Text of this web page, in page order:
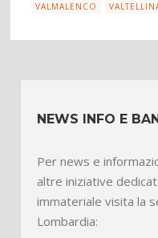
VALMALENCO
NEWS INFO E
Per news e
altre iniziative
immateriale visita la
Lombardia: